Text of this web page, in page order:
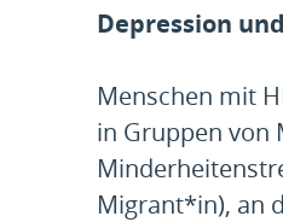
Depression
Menschen mit
in Gruppen von
Migrant*in), an